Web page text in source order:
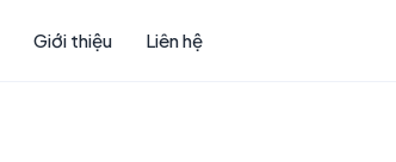
Giới thiệu Liên hệ